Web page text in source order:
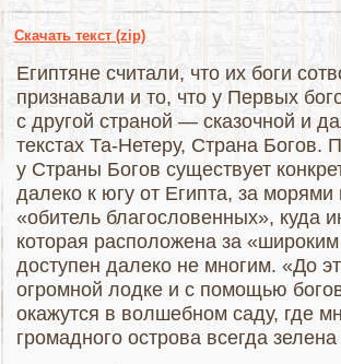
Cкачать текст (zip)
Египтяне считали, что их боги
признавали и то, что у Первых
с другой страной — сказочной и
текстах Та-Нетеру, Страна Богов.
у Страны Богов существует
далеко к югу от Египта, за
«обитель благословенных», куда
которая расположена за
доступен далеко не многим. «До
огромной лодке и с помощью
окажутся в волшебном саду, где
громадного острова всегда